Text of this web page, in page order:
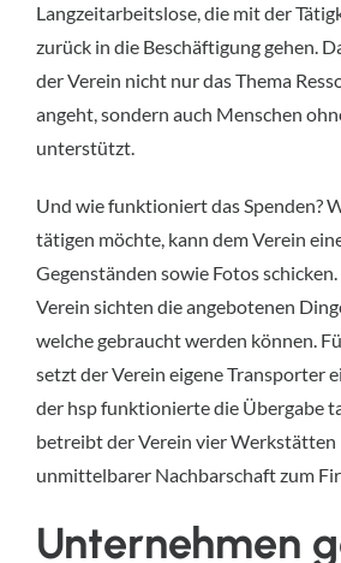
Langzeitarbeitslose, die mit der
zurück in die Beschäftigung gehen.
der Verein nicht nur das Thema
angeht, sondern auch Menschen
unterstützt.
Und wie funktioniert das Spenden?
tätigen möchte, kann dem Verein
Gegenständen sowie Fotos
Verein sichten die angebotenen
welche gebraucht werden können.
setzt der Verein eigene Transporter
der hsp funktionierte die Übergabe
betreibt der Verein vier Werkstätten
unmittelbarer Nachbarschaft zum
Unternehmen